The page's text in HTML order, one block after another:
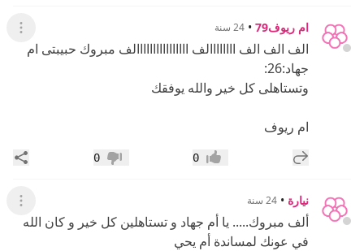
ام ريوف79 • 24 سنة عرض
الف الف الف اااااااالف اااااااااااااااالف مبروك حبيبتى ام
جهاد:26:
وتستاهلى كل خير والله يوفقك
ام ريوف
إضافة رد جديد إعجاب0 عدم إعجاب
0
نيارة • 24 سنة عرض
ألف مبروك..... يا أم جهاد و تستاهلين كل خير و كان الله
في عونك لمساندة أم يحي